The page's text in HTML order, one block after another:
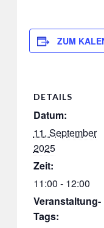
ZUM
DETAILS
Datum:
11. September
2025
Zeit:
11:00 - 12:00
Veranstaltung-
Tags: